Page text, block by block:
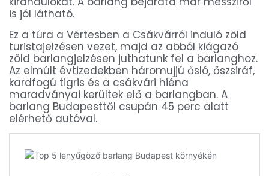
is jól látható.
Ez a túra a Vértesben a Csákvárról induló zöld
turistajelzésen vezet, majd az abból kiágazó
zöld barlangjelzésen juthatunk fel a barlanghoz.
Az elmúlt évtizedekben háromujjú ősló, őszsiráf,
kardfogú tigris és a csákvári hiéna
maradványai kerültek elő a barlangban. A
barlang Budapesttől csupán 45 perc alatt
elérhető autóval.